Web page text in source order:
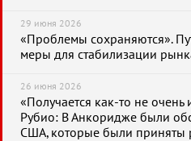
29 июня 2026
«Проблемы сохраняются».
меры для стабилизации
26 июня 2026
«Получается как-то не
Рубио: В Анкоридже были
США, которые были приняты